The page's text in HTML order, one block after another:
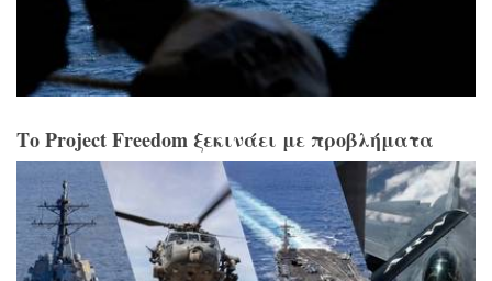
Το Project Freedom ξεκινάει με προβλήματα